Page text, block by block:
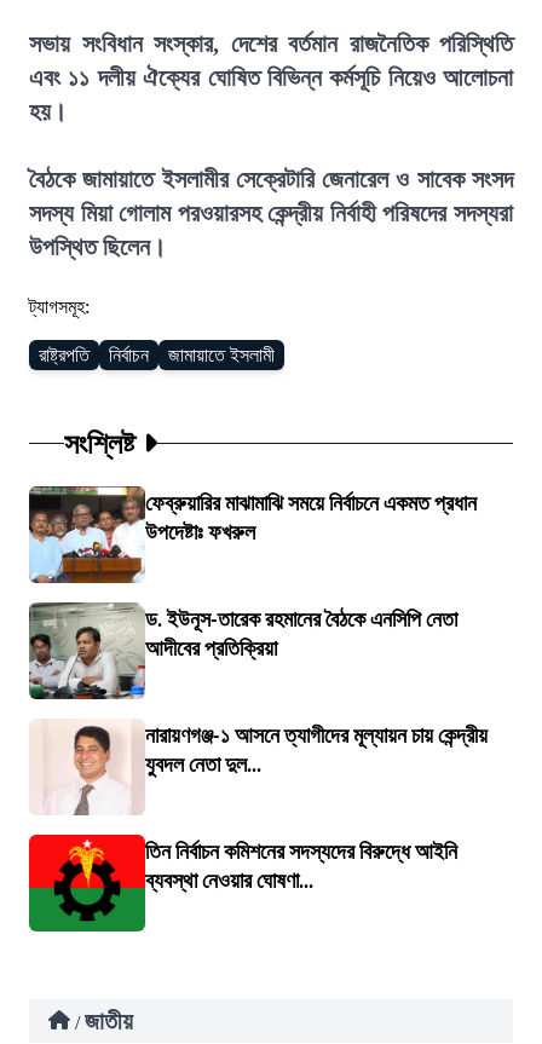
সভায় সংবিধান সংস্কার, দেশের বর্তমান রাজনৈতিক পরিস্থিতি
এবং ১১ দলীয় ঐক্যের ঘোষিত বিভিন্ন কর্মসূচি নিয়েও আলোচনা
হয়।
বৈঠকে জামায়াতে ইসলামীর সেক্রেটারি জেনারেল ও সাবেক সংসদ
সদস্য মিয়া গোলাম পরওয়ারসহ কেন্দ্রীয় নির্বাহী পরিষদের সদস্যরা
উপস্থিত ছিলেন।
ট্যাগসমূহ:
রাষ্ট্রপতি নির্বাচন জামায়াতে ইসলামী
সংশ্লিষ্ট
ফেব্রুয়ারির মাঝামাঝি সময়ে নির্বাচনে একমত প্রধান
উপদেষ্টাঃ ফখরুল
ড. ইউনূস-তারেক রহমানের বৈঠকে এনসিপি নেতা
আদীবের প্রতিক্রিয়া
নারায়ণগঞ্জ-১ আসনে ত্যাগীদের মূল্যায়ন চায় কেন্দ্রীয়
যুবদল নেতা দুল...
তিন নির্বাচন কমিশনের সদস্যদের বিরুদ্ধে আইনি
ব্যবস্থা নেওয়ার ঘোষণা...
/ জাতীয়